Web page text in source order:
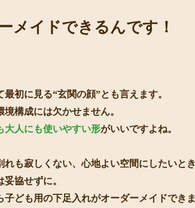
メイドできるんです！
初に見る“玄関の顔”とも言えます。
構成には欠かせません。
大人にも使いやすい形がいいですよね。
れも寂しくない、心地よい空間にしたいと
協せずに。
ども用の下足入れがオーダーメイドできま